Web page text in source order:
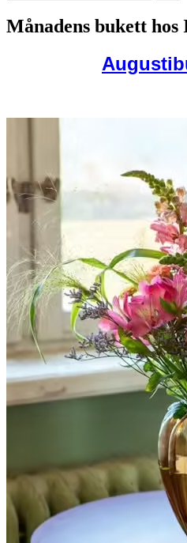
Månadens bukett